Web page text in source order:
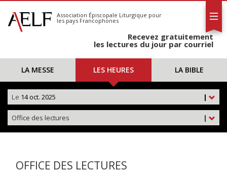
S'abonner
Calendrier
Association Épiscopale Liturgique pour
les pays Francophones
Recevez gratuitement
les lectures du jour par courriel
LA MESSE LES HEURES LA BIBLE
|
Le 14 oct. 2025
|
Office des lectures
OFFICE DES LECTURES